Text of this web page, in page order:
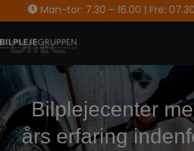
til
Man-tor: 7.30 – 16.00 | Fre: 07.30
Bilplejecenter
års erfaring